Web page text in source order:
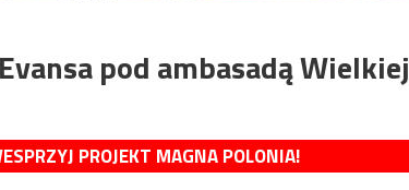
pod ambasadą Wielkiej
PROJEKT MAGNA POLONIA!